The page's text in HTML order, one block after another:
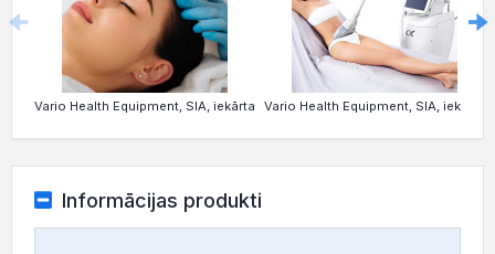
Vario Health Equipment, SIA, iekārta Vario Health Equipment, SIA, iekārta
Informācijas produkti